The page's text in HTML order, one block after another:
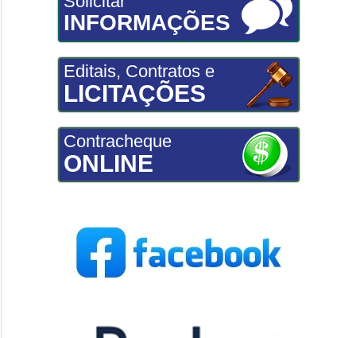
INFORMAÇÕES
Editais, Contratos e
LICITAÇÕES
Contracheque
ONLINE